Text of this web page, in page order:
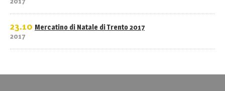
23.10
2017
Mercatino di Natale di Trento 2017